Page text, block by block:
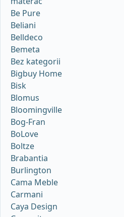
Be Pure
Beliani
Belldeco
Bemeta
Bez kategorii
Bigbuy Home
Bisk
Blomus
Bloomingville
Bog-Fran
BoLove
Boltze
Brabantia
Burlington
Cama Meble
Carmani
Caya Design